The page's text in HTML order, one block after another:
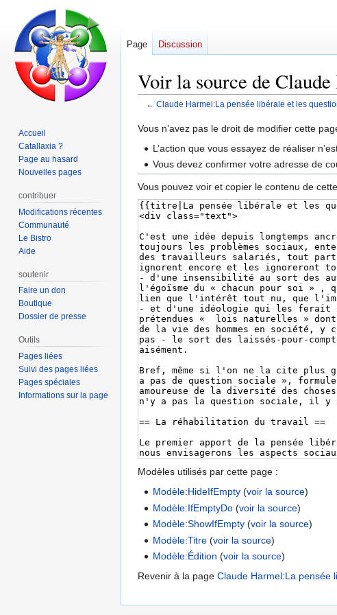
Voir la source de
← Claude Harmel:La pensée libérale et les
Aller
navigation
Aller
recherche
Vous n’avez pas le droit de modifier cette
L’action que vous essayez de réaliser
Vous devez confirmer votre adresse de
Vous pouvez voir et copier le contenu de
Modèles utilisés par cette page :
Modèle:HideIfEmpty (voir la source)
Modèle:IfEmptyDo (voir la source)
Modèle:ShowIfEmpty (voir la source)
Modèle:Titre (voir la source)
Modèle:Édition (voir la source)
Revenir à la page Claude Harmel:La pensée
Page Discussion
Accueil
Catallaxia ?
Page au hasard
Nouvelles pages
contribuer
Modifications récentes
Communauté
Le Bistro
Aide
soutenir
Faire un don
Boutique
Dossier de presse
Outils
Pages liées
Suivi des pages liées
Pages spéciales
Informations sur la page